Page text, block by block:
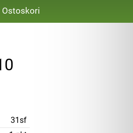
Ostoskori
31sf